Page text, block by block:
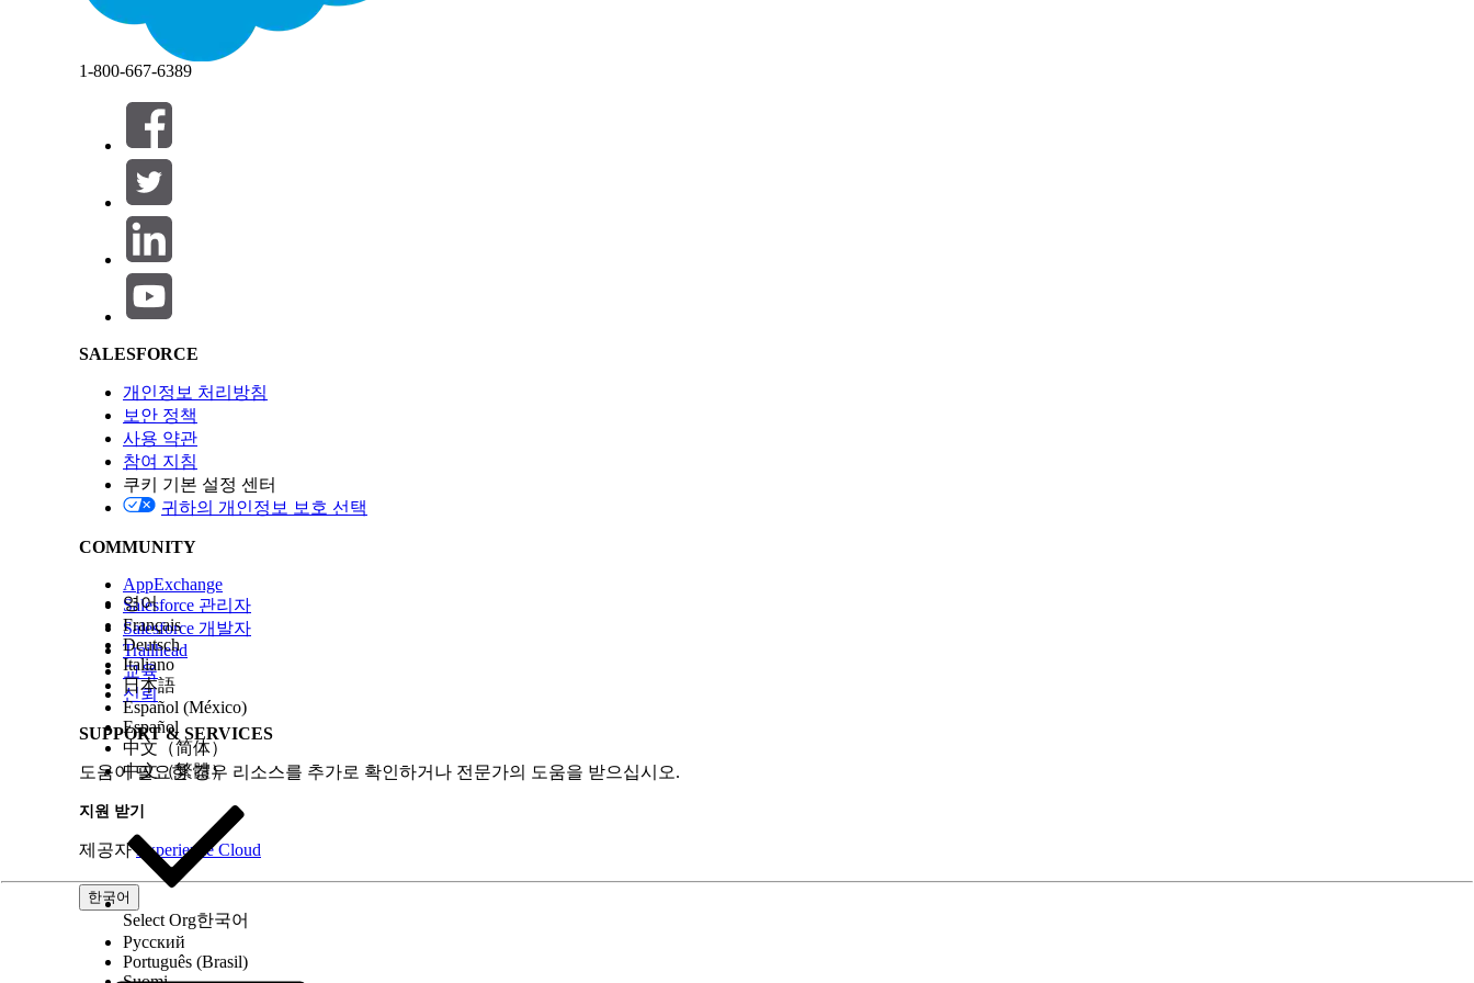
앱 시작 관리자에 표시할 외부 클라이언트 앱 구성 - 관리자 승인 사용자가 미리 인증됨을 선택하고 인증된 프로필 및 권한 집합을 지정합니
다.
제어 개요
이러한 보안 설정은 할당된 프로필 및 권한 집합을 통해 명시적 관리 사전 인가를 요구하여 응용 프로그램 액세스 및 앱 시작 관리자 가시성
을 특정 사용자 하위 집합으로 제한합니다.
구성되지 않은 경우 보안 위험
관리자가 승인한 사전 인가 및 정의된 권한 집합이 없을 경우 민감한 조직 도구의 감독 및 무단 식별이 감소하여 위반된 응용 프로그램의 잠
재적인 폭발 반경이 증가합니다.
위협 시나리오
무단 사용자 또는 손상된 계정이 앱 시작 관리자에서 전역적으로 표시되는 민감한 금융 도구를 식별하고 대상으로 지정하여 플랫폼에 관리
사전 승인 제약이 없으므로 나중에 데이터를 수집합니다.
예상 CVSS 점수 범위
높음(7.0~8.9)
응용 프로그램 액세스를 제한하지 못하면 비관리 데이터 액세스 지점이 확산되고 악의적인 작업자가 내부 인사이트를 수행하여 잠재적인
활용을 위해 조직 소프트웨어 에코시스템을 매핑할 수 있습니다.
위험이 높은 경우
응용 프로그램이 규제된 데이터에 대한 액세스 권한을 제공하고 기능적 역할 또는 확인된 지식 필요 상태에 관계없이 전체 직원에게 표시
되는 경우
낮은 위험 시기
회사에서 공식적인 보안 검토 및 특정 권한 집합 할당 후에만 사용자에게 도구를 프로비저닝하는 제한 가시성 모델을 적용하는 경우
비즈니스 및 통합 고려 사항
이러한 제어를 구현하면 검사된 응용 프로그램만 액세스할 수 있지만, 사용자 기반의 프로필 및 권한 집합 할당 수명 주기를 관리하기 위해
설정된 관리 프로세스가 필요합니다.
1-800-667-6389
SALESFORCE
개인정보 처리방침
보안 정책
사용 약관
참여 지침
쿠키 기본 설정 센터
귀하의 개인정보 보호 선택
COMMUNITY
AppExchange
Salesforce 관리자
Salesforce 개발자
Trailhead
교육
신뢰
SUPPORT & SERVICES
도움이 필요한 경우 리소스를 추가로 확인하거나 전문가의 도움을 받으십시오.
지원 받기
제공자Experience Cloud
한국어
영어
Français
Deutsch
Italiano
日本語
Español (México)
Español
中文（简体）
中文（繁體）
Select Org한국어
Русский
Português (Brasil)
Salesforce Help | Article